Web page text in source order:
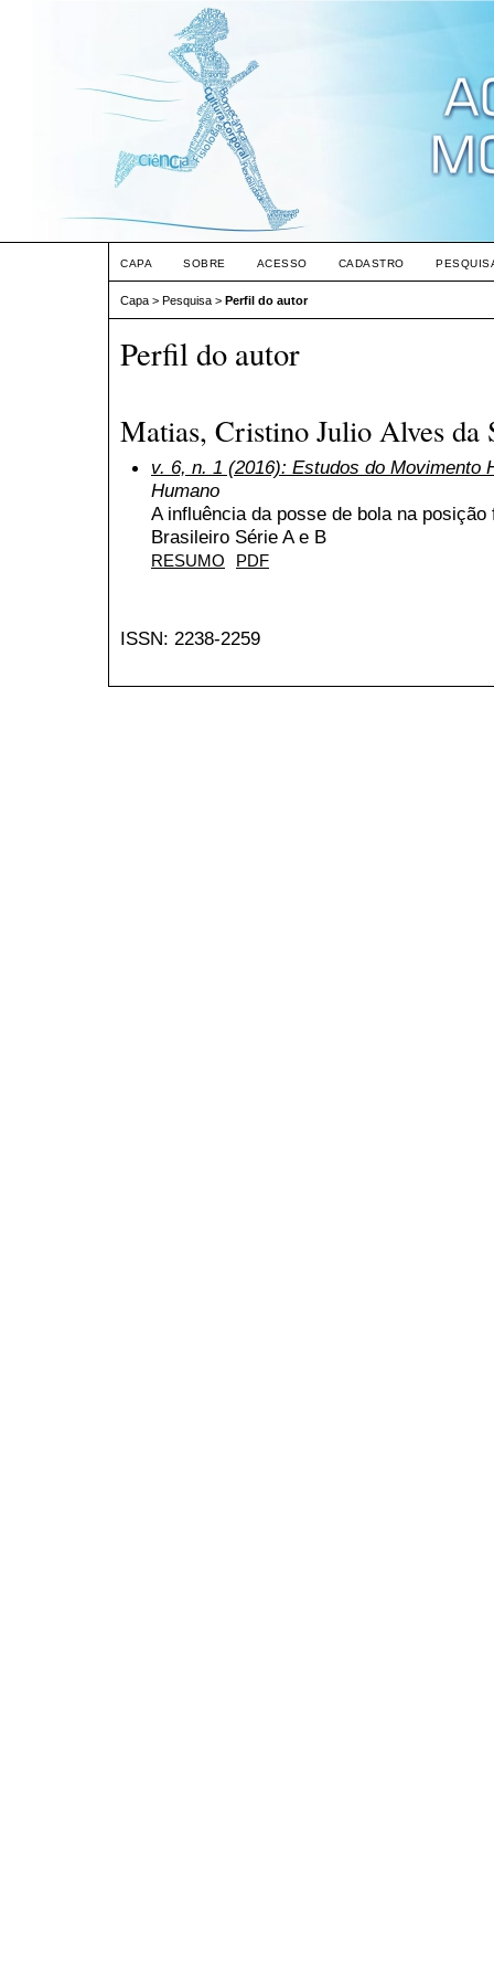
CAPA SOBRE ACESSO CADASTRO
Capa > Pesquisa > Perfil do autor
Perfil do autor
Matias, Cristino Julio Alves da
v. 6, n. 1 (2016): Estudos do Movimento
Humano
A influência da posse de bola na
Brasileiro Série A e B
RESUMO PDF
ISSN: 2238-2259